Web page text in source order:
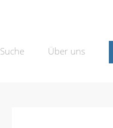
Suche Über uns